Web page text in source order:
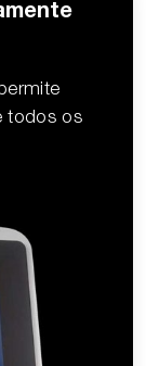
todos os